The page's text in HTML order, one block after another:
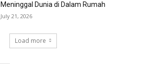
Meninggal Dunia di Dalam Rumah
July 21, 2026
Load more